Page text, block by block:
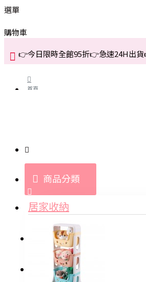
選單
購物車
👉今日限時全館95折👉急速24H出
首頁
商品分類
居家收納
登入